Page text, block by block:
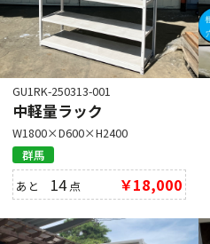
GU1RK-250313-001
中軽量ラック
W1800×D600×H2400
群馬
あと 14点 ￥18,000